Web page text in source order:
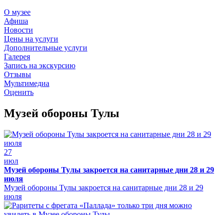
О музее
Афиша
Новости
Цены на услуги
Дополнительные услуги
Галерея
Запись на экскурсию
Отзывы
Мультимедиа
Оценить
Музей обороны Тулы
27
июл
Музей обороны Тулы закроется на санитарные дни 28 и 29
июля
Музей обороны Тулы закроется на санитарные дни 28 и 29
июля